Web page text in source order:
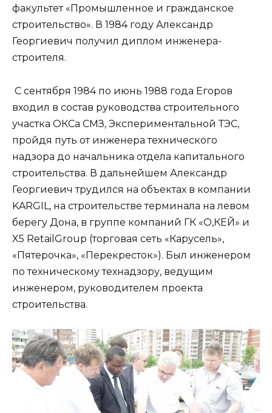
факультет «Промышленное и гражданское
строительство». В 1984 году Александр
Георгиевич получил диплом инженера-
строителя.
С сентября 1984 по июнь 1988 года Егоров
входил в состав руководства строительного
участка ОКСа СМЗ, Экспериментальной ТЭС,
пройдя путь от инженера технического
надзора до начальника отдела капитального
строительства. В дальнейшем Александр
Георгиевич трудился на объектах в компании
KARGIL, на строительстве терминала на левом
берегу Дона, в группе компаний ГК «О,КЕЙ» и
X5 RetailGroup (торговая сеть «Карусель»,
«Пятерочка», «Перекресток»). Был инженером
по техническому технадзору, ведущим
инженером, руководителем проекта
строительства.